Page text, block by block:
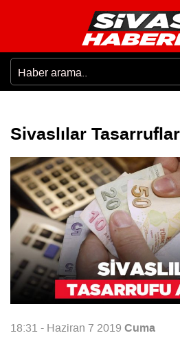
Sivaslılar
18:31 - Haziran 7 2019 Cuma